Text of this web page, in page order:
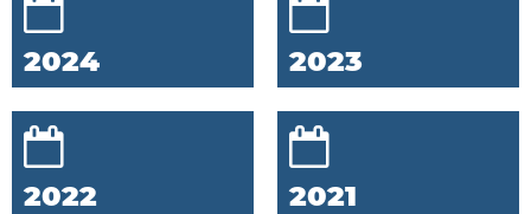
2024 2023
2022 2021